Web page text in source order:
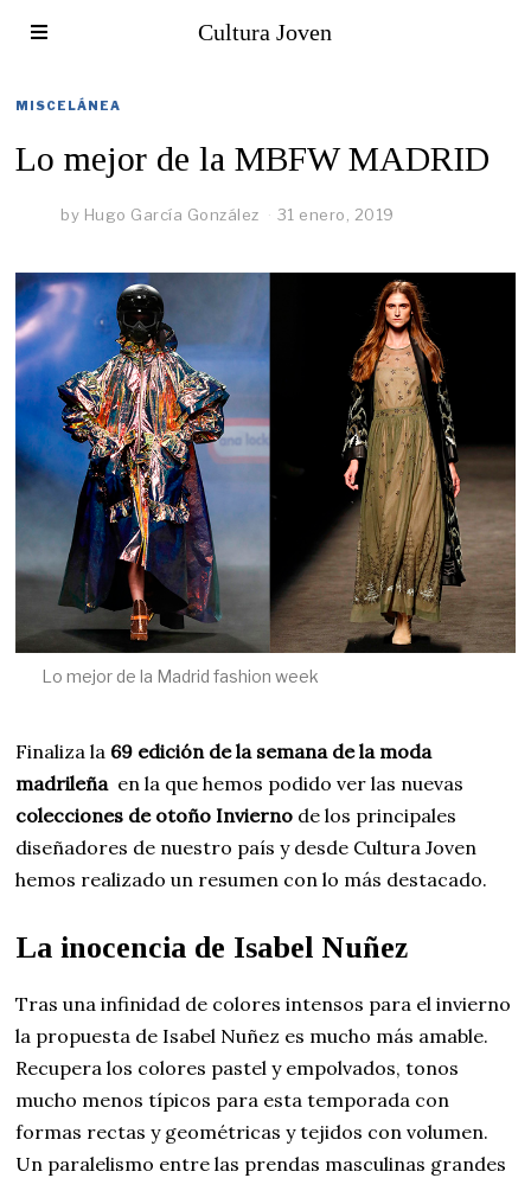
Cultura Joven
MISCELÁNEA
Lo mejor de la MBFW MADRID
by Hugo García González 31 enero, 2019
Lo mejor de la Madrid fashion week
Finaliza la 69 edición de la semana de la moda
madrileñaen la que hemos podido ver las nuevas
colecciones de otoño Invierno de los principales
diseñadores de nuestro país y desde Cultura Joven
hemos realizado un resumen con lo más destacado.
La inocencia de Isabel Nuñez
Tras una infinidad de colores intensos para el invierno
la propuesta de Isabel Nuñez es mucho más amable.
Recupera los colores pastel y empolvados, tonos
mucho menos típicos para esta temporada con
formas rectas y geométricas y tejidos con volumen.
Un paralelismo entre las prendas masculinas grandes